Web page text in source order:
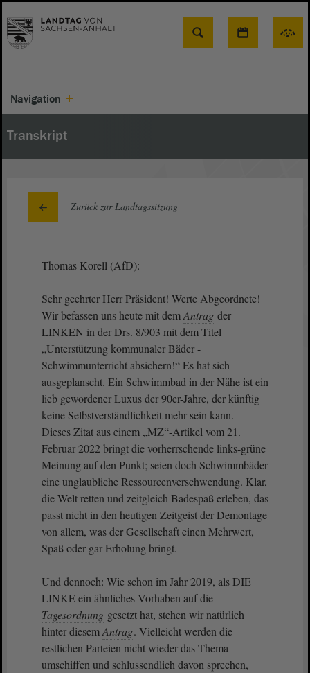
Suche
Navigation
Transkript
Zurück zur Landtagssitzung
Thomas Korell (AfD):
Sehr geehrter Herr Präsident! Werte Abgeordnete!
Wir befassen uns heute mit demAntrag der
LINKEN in der Drs. 8/903 mit dem Titel
„Unterstützung kommunaler Bäder -
Schwimmunterricht absichern!“ Es hat sich
ausgeplanscht. Ein Schwimmbad in der Nähe ist ein
lieb gewordener Luxus der 90er-Jahre, der künftig
keine Selbstverständlichkeit mehr sein kann. -
Dieses Zitat aus einem „MZ“-Artikel vom 21.
Februar 2022 bringt die vorherrschende links-grüne
Meinung auf den Punkt; seien doch Schwimmbäder
eine unglaubliche Ressourcenverschwendung. Klar,
die Welt retten und zeitgleich Badespaß erleben, das
passt nicht in den heutigen Zeitgeist der Demontage
von allem, was der Gesellschaft einen Mehrwert,
Spaß oder gar Erholung bringt.
Und dennoch: Wie schon im Jahr 2019, als DIE
LINKE ein ähnliches Vorhaben auf die
Tagesordnung gesetzt hat, stehen wir natürlich
hinter diesemAntrag. Vielleicht werden die
restlichen Parteien nicht wieder das Thema
umschiffen und schlussendlich davon sprechen,